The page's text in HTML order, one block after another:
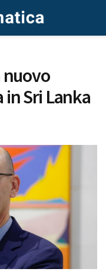
nuovo
in Sri Lanka